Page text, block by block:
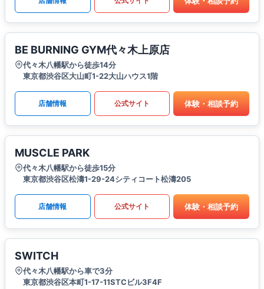
BE BURNING GYM代々木上原店
代々木八幡駅から徒歩14分
東京都渋谷区大山町1-22大山ハウス1階
店舗情報 公式サイト 体験・相談予約
MUSCLE PARK
代々木八幡駅から徒歩15分
東京都渋谷区松濤1-29-24シティコート松濤205
店舗情報 公式サイト 体験・相談予約
SWITCH
代々木八幡駅から車で3分
東京都渋谷区本町1-17-11STCビル3F4F